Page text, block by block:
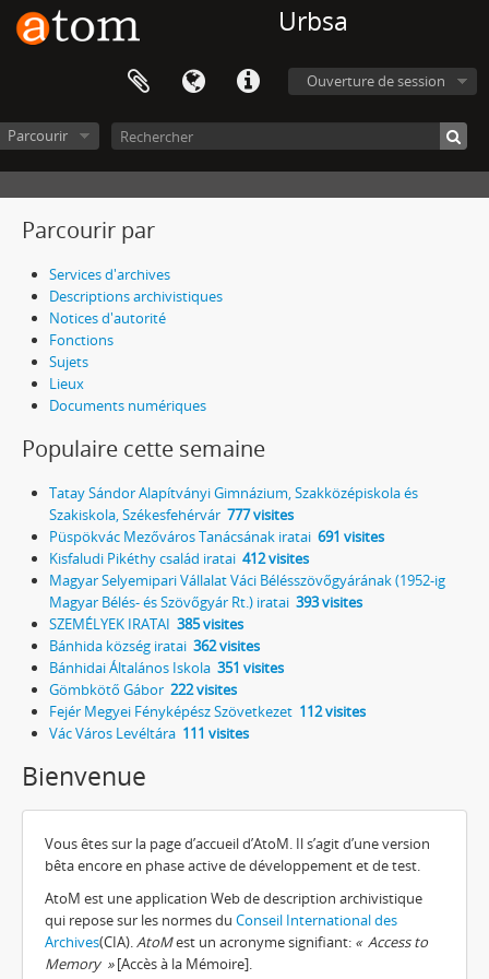
Urbsa
Ouverture de session
Parcourir
Parcourir par
Services d'archives
Descriptions archivistiques
Notices d'autorité
Fonctions
Sujets
Lieux
Documents numériques
Populaire cette semaine
Tatay Sándor Alapítványi Gimnázium, Szakközépiskola és
Szakiskola, Székesfehérvár 777 visites
Püspökvác Mezőváros Tanácsának iratai 691 visites
Kisfaludi Pikéthy család iratai 412 visites
Magyar Selyemipari Vállalat Váci Bélésszövőgyárának (1952-ig
Magyar Bélés- és Szövőgyár Rt.) iratai 393 visites
SZEMÉLYEK IRATAI 385 visites
Bánhida község iratai 362 visites
Bánhidai Általános Iskola 351 visites
Gömbkötő Gábor 222 visites
Fejér Megyei Fényképész Szövetkezet 112 visites
Vác Város Levéltára 111 visites
Bienvenue
Vous êtes sur la page d’accueil d’AtoM. Il s’agit d’une version
bêta encore en phase active de développement et de test.
AtoM est une application Web de description archivistique
qui repose sur les normes du Conseil International des
Archives(CIA).AtoMest un acronyme signifiant: « Access to
Memory »[Accès à la Mémoire].